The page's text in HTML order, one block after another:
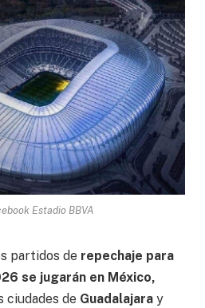
Estadio BBVA
partidos de repechaje para
se jugarán en México,
ciudades de Guadalajara y